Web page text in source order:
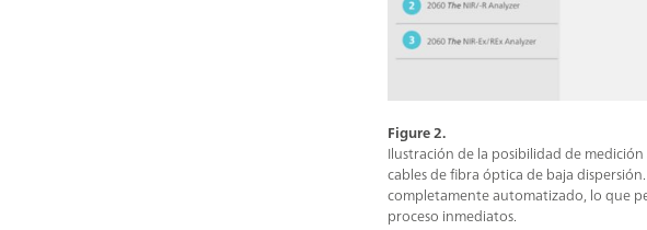
Figure 2.
Ilustración de la posibilidad de
cables de fibra óptica de baja
completamente automatizado, lo que
proceso inmediatos.